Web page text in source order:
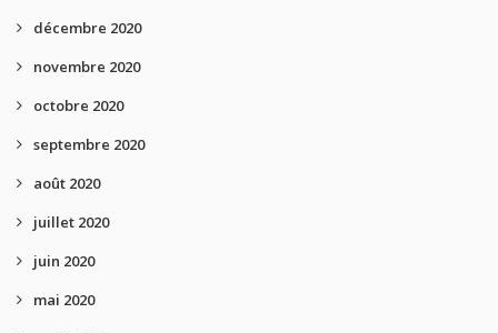
décembre 2020
novembre 2020
octobre 2020
septembre 2020
août 2020
juillet 2020
juin 2020
mai 2020